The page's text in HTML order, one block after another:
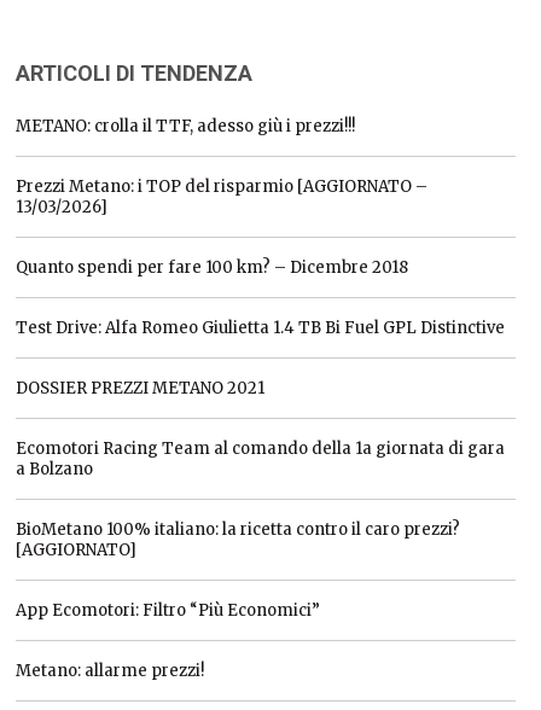
ARTICOLI DI TENDENZA
METANO: crolla il TTF, adesso giù i prezzi!!!
Prezzi Metano: i TOP del risparmio [AGGIORNATO –
13/03/2026]
Quanto spendi per fare 100 km? – Dicembre 2018
Test Drive: Alfa Romeo Giulietta 1.4 TB Bi Fuel GPL Distinctive
DOSSIER PREZZI METANO 2021
Ecomotori Racing Team al comando della 1a giornata di gara
a Bolzano
BioMetano 100% italiano: la ricetta contro il caro prezzi?
[AGGIORNATO]
App Ecomotori: Filtro “Più Economici”
Metano: allarme prezzi!